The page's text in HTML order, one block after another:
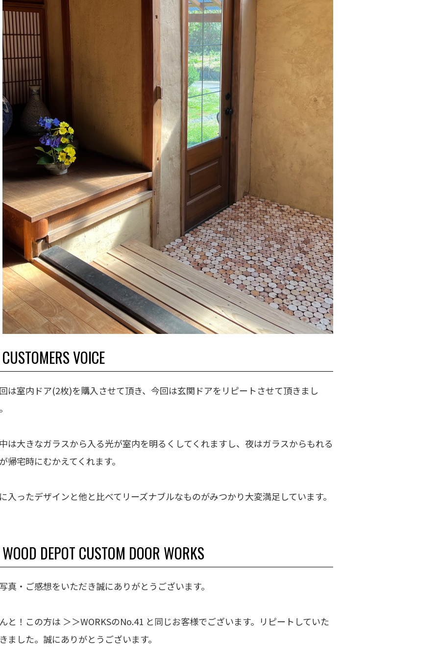
CUSTOMERS VOICE
は室内ドア(2枚)を購入させて頂き、今回は玄関ドアをリピートさせて頂きまし
は大きなガラスから入る光が室内を明るくしてくれますし、夜はガラスからもれる
帰宅時にむかえてくれます。
入ったデザインと他と比べてリーズナブルなものがみつかり大変満足しています。
WOOD DEPOT CUSTOM DOOR WORKS
真・ご感想をいただき誠にありがとうございます。
と！この方は ＞＞WORKSのNo.41 と同じお客様でございます。リピートしていた
ました。誠にありがとうございます。